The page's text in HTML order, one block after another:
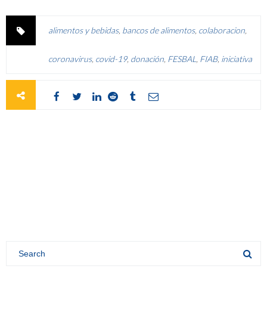
alimentos y bebidas, bancos de alimentos, colaboracion
coronavirus, covid-19, donación FESBAL FIAB, iniciativa